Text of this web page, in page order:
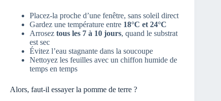
Placez-la proche d’une fenêtre, sans soleil direct
Gardez une température entre 18°C et 24°C
Arrosez tous les 7 à 10 jours, quand le substrat
est sec
Évitez l’eau stagnante dans la soucoupe
Nettoyez les feuilles avec un chiffon humide de
temps en temps
Alors, faut-il essayer la pomme de terre ?